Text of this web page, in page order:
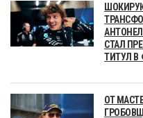
СТАЛ
ТИТУЛ В
ОТ